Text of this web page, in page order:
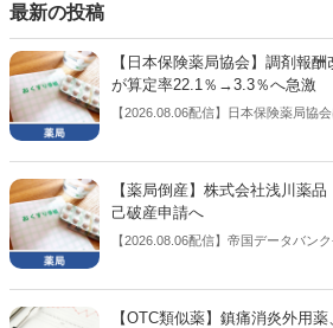
最新の投稿
【日本保険薬局協会】調剤報
が算定率22.1％→3.3％へ急激
【2026.08.06配信】日本保険薬局協
「令和８年度調剤報酬改定に係る保
3.3％へ大きく低下した。
【薬局倒産】株式会社浅川薬
己破産申請へ
【2026.08.06配信】帝国データバン
川薬品（長野市）は7月31日に事業
【OTC類似薬】鎮痛消炎外用